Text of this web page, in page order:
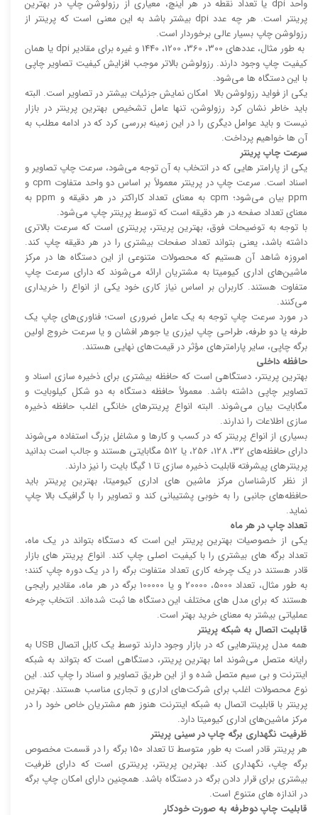
واحد dpi یا تعداد نقطه در هر اینچ، معیاری از رزولوشن چاپ در بهترین
پرینتر است. هر چه عدد dpi بیشتر باشد به این معنی است که پرینتر از
رزولوشن چاپ بسیار عالی برخوردار است.
به طور مثال، عدد‌های 300، 360، 1200، 1440 و غیره برای مقادیر dpi یا همان
کیفیت چاپ وجود دارند. رزولوشن بالا‌‌تر موجب افزایش کیفیت تصاویر چاپی
با این دستگاه ها می‌شود.
یکی از فواید رزولوشن بالا امکان نمایش جزئیات بیشتر در تصاویر است. البته
باید خاطر نشان کرد رزولوشن، تنها عامل تشخیص بهترین پرینتر در بازار
نیست و باید عوامل دیگری را در این زمینه بررسی کرد که در ادامه مطلب به
آن ها خواهیم پرداخت.
سرعت چاپ پرینتر
یکی از پارامتر هایی که در انتخاب به آن توجه می‌شود، سرعت چاپ تصاویر و
اسناد است. سرعت چاپ در پرینتر معمولاً بر اساس دو واحد متفاوت cpm و
ppm بیان می‌شود؛ cpm به معنای تعداد کاراکتر در هر دقیقه و ppm به
معنای تعداد صفحه در هر دقیقه است که توسط پرینتر چاپ می‌شود.
با توجه به توضیحات فوق، بهترین پرینتر، پرینتری است که سرعت بالا‌‌تری
داشته باشد، یعنی بتواند تعداد صفحات بیشتری را در هر دقیقه چاپ کند.
امروزه شاهد آن هستیم که محصولات متنوعی از این دستگاه ها در مرکز
ماشین‌های اداری کیومیتا به مشتریان ارائه می‌شوند که دارای سرعت چاپ
متفاوت هستند. کاربران بر اساس نیاز کاری خود یکی از انواع را خریداری
می‌کنند.
در مورد سرعت چاپ توجه به یک عامل ضروری است؛ فناوری‌های چاپ یک
طرفه یا دو طرفه، طراحی چاپ لیزری یا جوهر افشان و یا سرعت خروج اولین
برگه چاپی، سایر پارامتر‌های مؤثر در قیمت‌های نهایی هستند.
حافظه داخلی
بهترین پرینتر، دستگاهی است که حافظه بیشتری برای ذخیره سازی اسناد و
تصاویر چاپی داشته باشد. معمولاً حافظه دستگاه به دو شکل کیلوبایت و
مگابایت بیان می‌شوند. البته انواع پرینتر‌های خانگی اغلب حافظه ذخیره
سازی اطلاعات را ندارند.
بسیاری از انواع پرینتر که در کسب و کار‌ها و مشاغل بزرگ استفاده می‌شوند
دارای حافظه‌های 32، 128، 256، یا 512 مگابایتی هستند و جالب است بدانید
پرینتر‌های پیشرفته قابلیت ذخیره سازی تا 1 گیگا بایت را نیز دارند.
از نظر کارشناسان مرکز ماشین های اداری کیومیتا، بهترین پرینتر باید
حافظه‌های جانبی را به خوبی پشتیبانی کند و تصاویر را با گرافیک بالا چاپ
نماید.
تعداد چاپ در هر ماه
یکی از خصوصیات بهترین پرینتر این است که دستگاه بتواند در یک ماه،
تعداد برگه های بیشتری را با کیفیت اصلی چاپ کند. انواع پرینتر های بازار
قادر هستند در یک چرخه کاری تعداد متفاوت برگه را در یک دوره چاپ کنند؛
به طور مثال، تعداد 5000، 20000 و یا 100000 برگه در هر ماه، مقادیر رایجی
هستند که برای مدل های مختلف این دستگاه ها ثبت شده‌اند. انتخاب چرخه
عملیاتی بیشتر به معنای خرید بهتر است.
قابلیت اتصال به شبکه پرینتر
همه مدل پرینتر‌هایی که در بازار وجود دارند توسط یک کابل اتصال USB به
رایانه متصل می‌شوند اما بهترین پرینتر، دستگاهی است که بتواند به شبکه
اینترنت و بی سیم متصل شده و از این طریق تصاویر و اسناد را چاپ کند. این
نوع محصولات اغلب برای شرکت‌های اداری و تجاری مناسب هستند. بهترین
پرینتر با قابلیت اتصال به شبکه اینترنت هنوز هم مشتریان خاص خود را در
مرکز ماشین‌های اداری کیومیتا دارد.
ظرفیت نگهداری برگه چاپ در سینی پرینتر
هر پرینتر قادر است به طور متوسط تا تعداد 150 برگه را در قسمت مخصوص
برگه چاپ، نگهداری کند. بهترین پرینتر، پرینتری است که دارای ظرفیت
بیشتری برای قرار دادن برگه در دستگاه باشد. همچنین دارای امکان چاپ برگه
در اندازه های متنوع است.
قابلیت چاپ دوطرفه به صورت خودکار